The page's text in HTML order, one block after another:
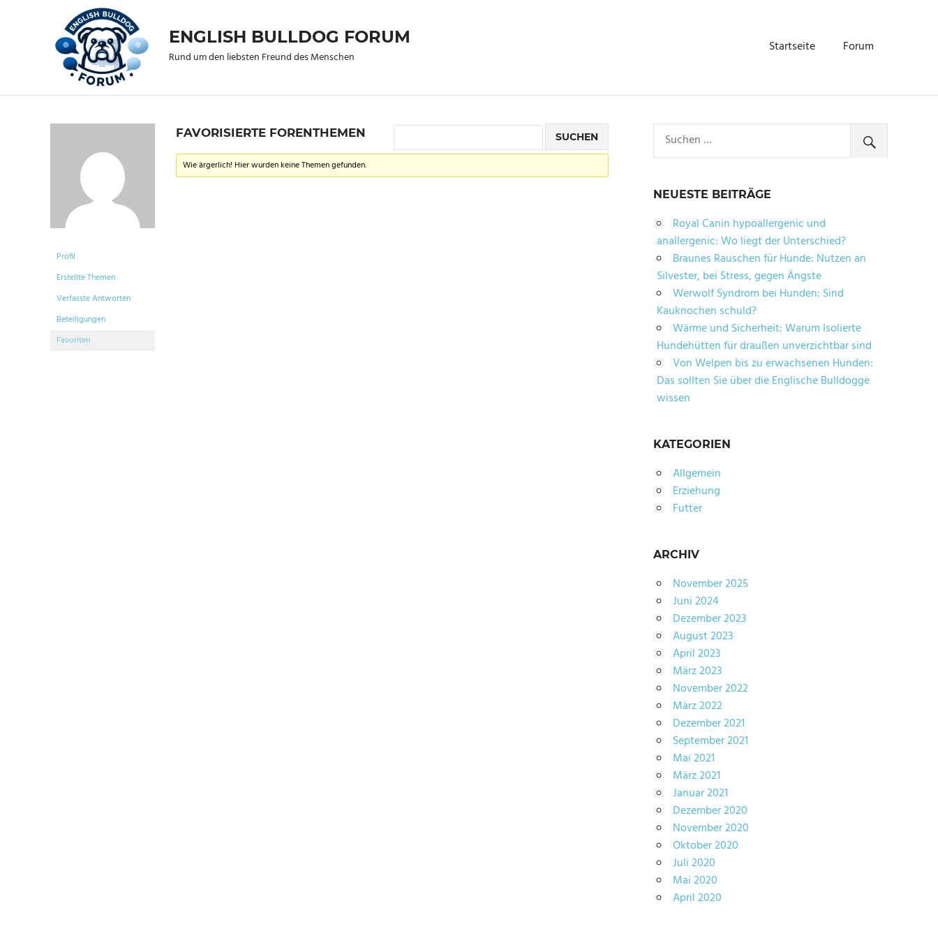
ENGLISH BULLDOG FORUM
Rund um den liebsten Freund des Menschen
Startseite Forum
Profil
Erstellte Themen
Verfasste Antworten
Beteiligungen
Favoriten
FAVORISIERTE FORENTHEMEN
Wie ärgerlich! Hier wurden keine Themen gefunden.
NEUESTE BEITRÄGE
Royal Canin hypoallergenic und
anallergenic: Wo liegt der Unterschied?
Braunes Rauschen für Hunde: Nutzen an
Silvester, bei Stress, gegen Ängste
Werwolf Syndrom bei Hunden: Sind
Kauknochen schuld?
Wärme und Sicherheit: Warum Isolierte
Hundehütten für draußen unverzichtbar sind
Von Welpen bis zu erwachsenen Hunden:
Das sollten Sie über die Englische Bulldogge
wissen
KATEGORIEN
Allgemein
Erziehung
Futter
ARCHIV
November 2025
Juni 2024
Dezember 2023
August 2023
April 2023
März 2023
November 2022
März 2022
Dezember 2021
September 2021
Mai 2021
März 2021
Januar 2021
Dezember 2020
November 2020
Oktober 2020
Juli 2020
Mai 2020
April 2020